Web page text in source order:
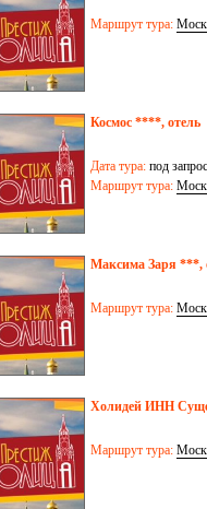
Маршрут тура:
Космос ****, отель
Дата тура: под запрос
Маршрут тура:
Максима Заря ***,
Маршрут тура:
Холидей ИНН
Маршрут тура: